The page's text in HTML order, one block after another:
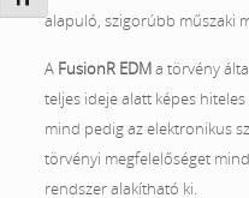
alapuló, szigorúbb műszaki
AFusionR EDMa törvény
teljes ideje alatt képes
mind pedig az elektronikus
törvényi megfelelőséget
rendszer alakítható ki.